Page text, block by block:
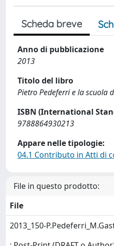
Scheda breve
Anno di pubblicazione
2013
Titolo del libro
Pietro Pedeferri e la scuola
ISBN (International
9788864930213
Appare nelle tipologie:
04.1 Contributo in Atti di
File in questo prodotto:
File
2013_150-